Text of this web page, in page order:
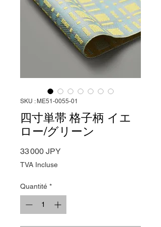
SKU : ME51-0055-01
四寸単帯 格子柄 イエ
ロー/グリーン
33 000 JPYPrix
TVA Incluse
Quantité *